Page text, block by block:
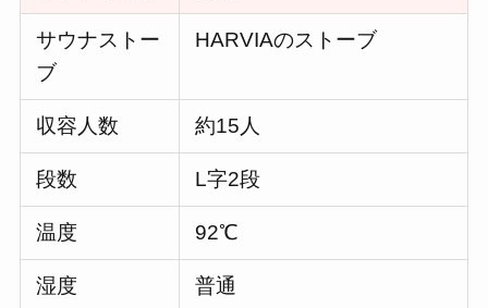
サウナストー
ブ
HARVIAのストーブ
収容人数 約15人
段数 L字2段
温度 92℃
湿度 普通